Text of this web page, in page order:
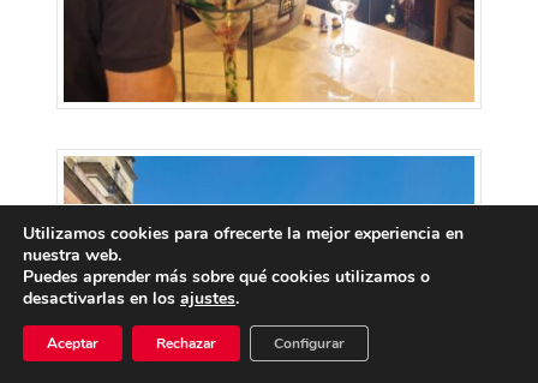
Utilizamos cookies para ofrecerte la mejor experiencia en
nuestra web.
Puedes aprender más sobre qué cookies utilizamos o
desactivarlas en los ajustes.
Aceptar Rechazar Configurar